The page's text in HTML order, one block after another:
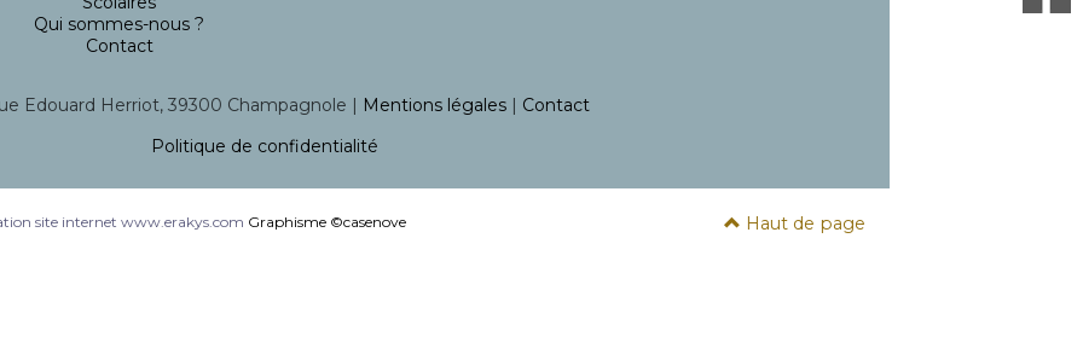
Qui sommes-nous ?
Contact
Edouard Herriot, 39300 Champagnole | Mentions légales| Contact
Politique de confidentialité
Haut de page
site internet www.erakys.com Graphisme ©casenove